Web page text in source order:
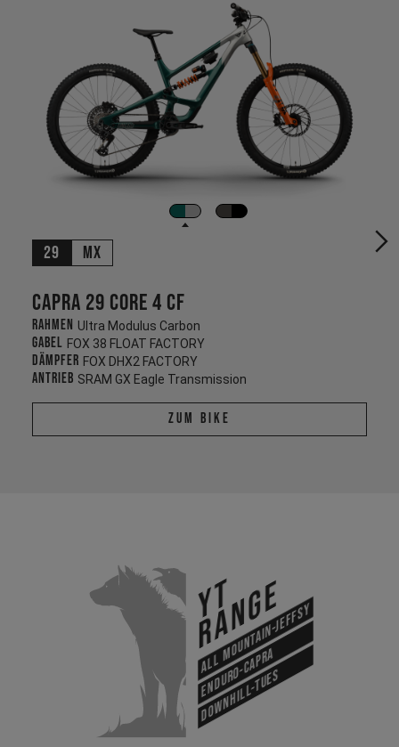
29 MX
Capra 29 CORE 4 CF
Rahmen Ultra Modulus Carbon
Gabel FOX 38 FLOAT FACTORY
Dämpfer FOX DHX2 FACTORY
Antrieb SRAM GX Eagle Transmission
Zum Bike
YT
Range
All Mountain-Jeffsy
Enduro-Capra
Downhill-Tues